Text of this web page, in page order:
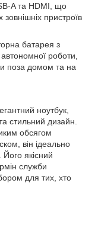
A та HDMI, що
зовнішніх пристроїв
батарея з
роботи,
поза домом та на
ноутбук,
стильний дизайн.
обсягом
він ідеально
якісний
служби
для тих, хто